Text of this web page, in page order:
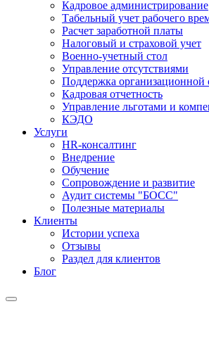
Кадровое администрирование
Табельный учет рабочего
Расчет заработной платы
Налоговый и страховой учет
Военно-учетный стол
Управление отсутствиями
Поддержка организационной
Кадровая отчетность
Управление льготами и
КЭДО
Услуги
HR-консалтинг
Внедрение
Обучение
Сопровождение и развитие
Аудит системы "БОСС"
Полезные материалы
Клиенты
Истории успеха
Отзывы
Раздел для клиентов
Блог